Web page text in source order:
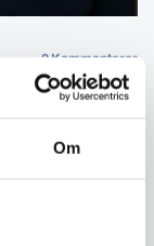
Om
0Kommentarer
direktør i
og